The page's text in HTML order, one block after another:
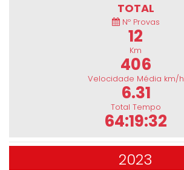
TOTAL
Nº Provas
12
Km
406
Velocidade Média km/h
6.31
Total Tempo
64:19:32
2023